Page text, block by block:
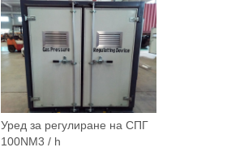
Уред за регулиране на СПГ
100NM3 / h